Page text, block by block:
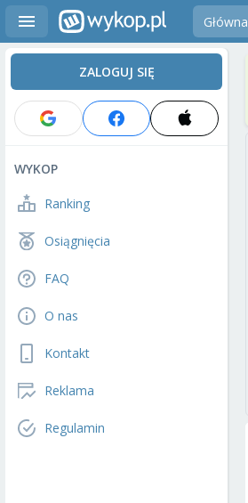
Główna
ZALOGUJ SIĘ
WYKOP
Ranking
Osiągnięcia
FAQ
O nas
Kontakt
Reklama
Regulamin